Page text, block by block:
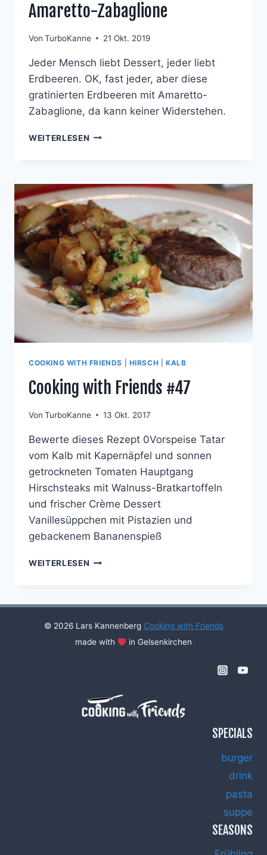
Amaretto-Zabaglione
Von TurboKanne 21 Okt. 2019
Jeder Mensch liebt Dessert, jeder liebt
Erdbeeren. OK, fast jeder, aber diese
gratinierten Erdbeeren mit Amaretto-
Zabaglione, da kann keiner Widerstehen.
WEITERLESEN GRATINIERTE
ZABAGLIONE
COOKING WITH FRIENDS HIRSCH |KALB
Cooking with Friends #47
Von TurboKanne 13 Okt. 2017
Bewerte dieses Rezept 0Vorspeise Tatar
vom Kalb mit Kapernäpfel und sonnen
getrockneten Tomaten Hauptgang
Hirschsteaks mit Walnuss-Bratkartoffeln
und frischer Crème Dessert
Vanillesüppchen mit Pistazien und
gebackenem Bananenspieß
WEITERLESEN COOKING
© 2026 Lars Kannenberg Cooking with Friends
made with
in Gelsenkirchen
SPECIALS
burger
drink
pasta
suppe
SEASONS